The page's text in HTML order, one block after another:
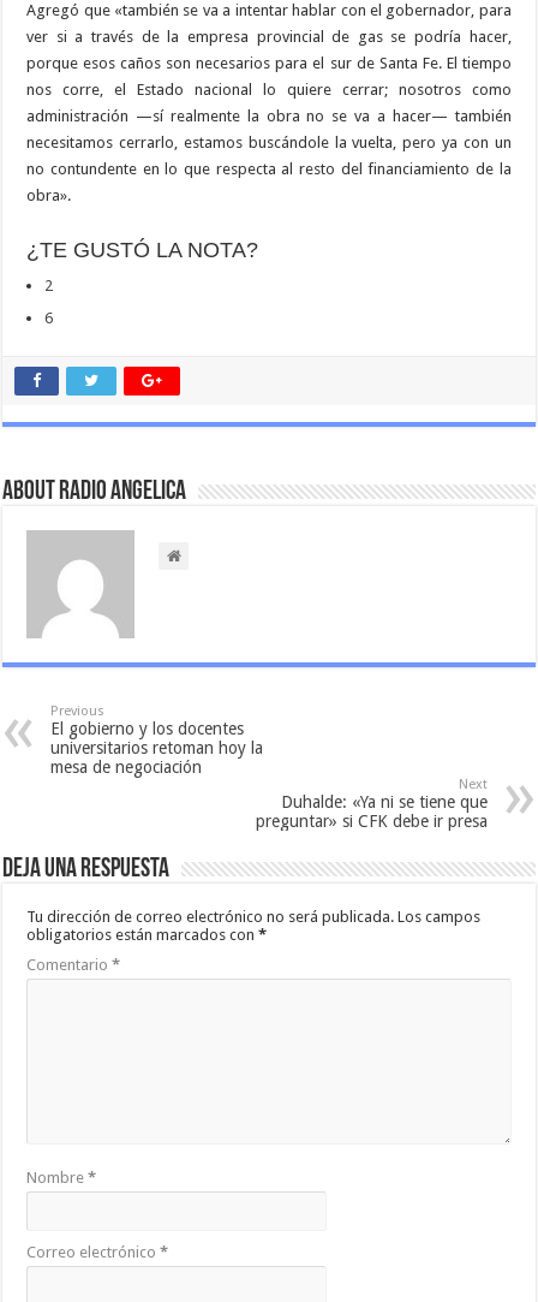
Agregó que «también se va a intentar hablar con el gobernador, para
ver si a través de la empresa provincial de gas se podría hacer,
porque esos caños son necesarios para el sur de Santa Fe. El tiempo
nos corre, el Estado nacional lo quiere cerrar; nosotros como
administración —sí realmente la obra no se va a hacer— también
necesitamos cerrarlo, estamos buscándole la vuelta, pero ya con un
no contundente en lo que respecta al resto del financiamiento de la
obra».
¿TE GUSTÓ LA NOTA?
2
6
About Radio Angelica
Previous
El gobierno y los docentes
universitarios retoman hoy la
mesa de negociación
Next
Duhalde: «Ya ni se tiene que
preguntar» si CFK debe ir presa
Deja una respuesta
Tu dirección de correo electrónico no será publicada. Los campos
obligatorios están marcados con*
Comentario*
Nombre*
Correo electrónico*